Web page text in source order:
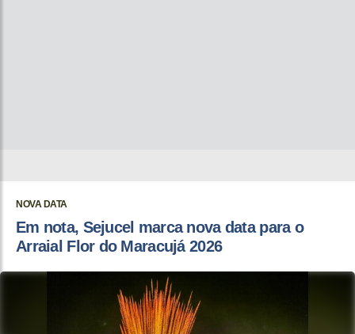
NOVA DATA
Em nota, Sejucel marca nova data para o
Arraial Flor do Maracujá 2026